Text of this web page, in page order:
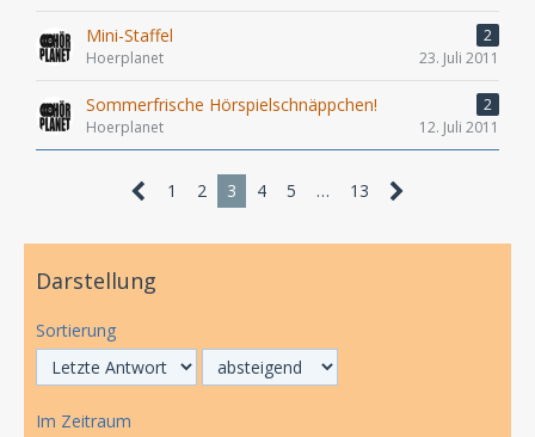
Mini-Staffel
2
Hoerplanet
23. Juli 2011
Sommerfrische Hörspielschnäppchen!
2
Hoerplanet
12. Juli 2011
1 2 3 4 5 … 13
Darstellung
Sortierung
Im Zeitraum